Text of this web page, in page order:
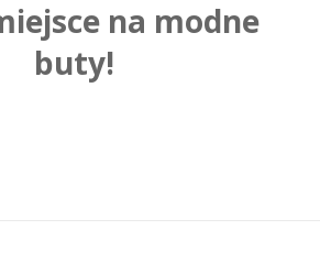
na modne
buty!